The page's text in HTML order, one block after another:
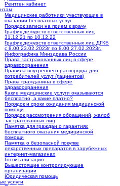
Рентген кабинет
Медицинские работники участвующие в
оказании бесплатных услуг
Порядок записи на прием к врачу
График дежурств ответственных лиц
31.12.21 по 10.12.22
График дежурств ответственных лиц ДГКБ
с 8.00 23.02.2023г по 8.00 27.02.2023г.
Инфографика Минздрава России
Права застрахованных лиц в сфере
здравоохранения
Правила внутреннего распорядка для
потребителей услуг (пациентов)
Права гражданина в сфере
здравоохранения
Какие медицинские услуги оказываются
бесплатно, а какие платно?
Порядок и сроки ожидания медицинской
помощи
Порядок рассмотрения обращений, жалоб
застрахованных лиц
Памятка для граждан о гарантиях
бесплатного оказания медицинской
помощи
Памятка о безопасной покупке
лекарственных препаратов в зарубежных
интернет-магазинах
Госпитализация
Вышестоящие контролирующие
организации
Юридическая помощь
услуги